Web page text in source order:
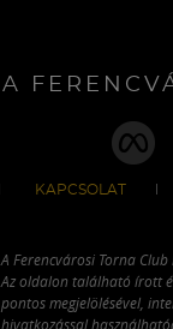
A
KAPCSOLAT
A Ferencvárosi Torna
Az oldalon található írott
pontos megjelölésével,
hivatkozással